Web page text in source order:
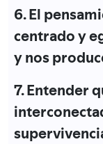
6. El
centrado y
y nos
7. Entender